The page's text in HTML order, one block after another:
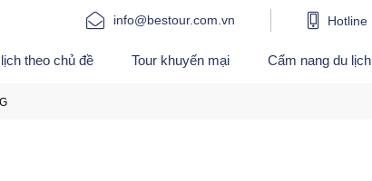
info@bestour.com.vn Hotline
theo chủ đề Tour khuyến mại Cẩm nang du lịch